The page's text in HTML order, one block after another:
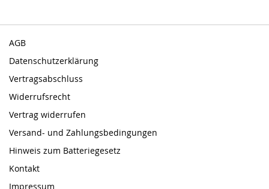
AGB
Datenschutzerklärung
Vertragsabschluss
Widerrufsrecht
Vertrag widerrufen
Versand- und Zahlungsbedingungen
Hinweis zum Batteriegesetz
Kontakt
Impressum